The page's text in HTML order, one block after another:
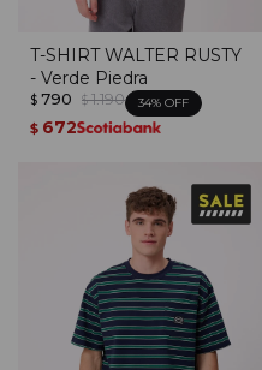
T-SHIRT WALTER RUSTY
- Verde Piedra
$ 790 $ 1.190 34
$ 672